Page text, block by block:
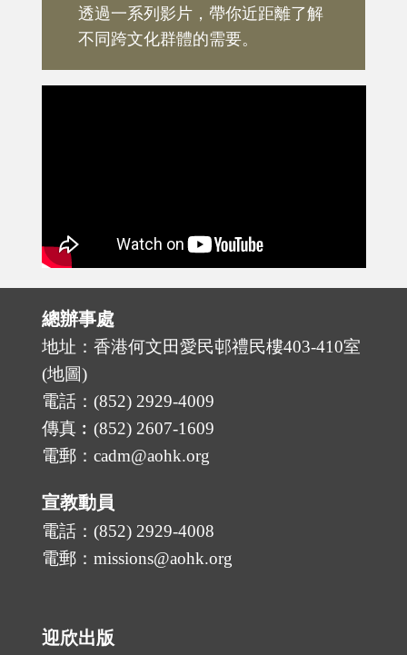
透過一系列影片，帶你近距離了解
不同跨文化群體的需要。
總辦事處
地址：香港何文田愛民邨禮民樓403-410室
(地圖)
電話：(852) 2929-4009
傳真︰(852) 2607-1609
電郵：cadm@aohk.org
宣教動員
電話：(852) 2929-4008
電郵：missions@aohk.org
迎欣出版